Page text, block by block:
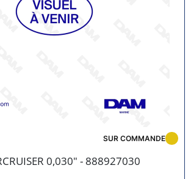
0,030" - 888927030
SUR COMMANDE